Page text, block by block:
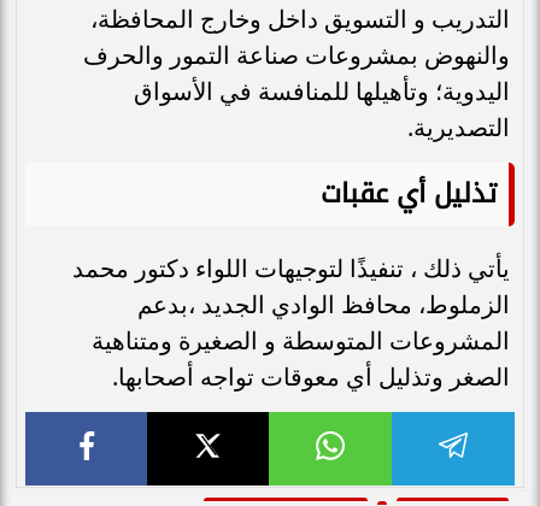
التدريب و التسويق داخل وخارج المحافظة،
والنهوض بمشروعات صناعة التمور والحرف
اليدوية؛ وتأهيلها للمنافسة في الأسواق
التصديرية.
تذليل أي عقبات
يأتي ذلك ، تنفيذًا لتوجيهات اللواء دكتور محمد
الزملوط، محافظ الوادي الجديد ،بدعم
المشروعات المتوسطة و الصغيرة ومتناهية
الصغر وتذليل أي معوقات تواجه أصحابها.